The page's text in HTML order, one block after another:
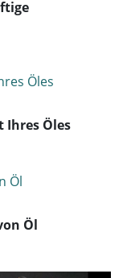
Ihres Öles
Öl